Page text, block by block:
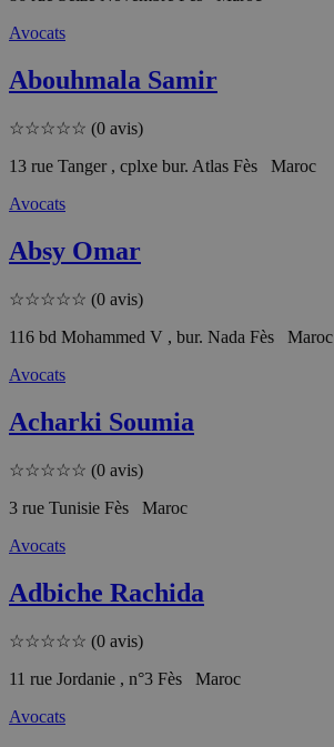
Avocats
Abouhmala Samir
☆☆☆☆☆ (0 avis)
13 rue Tanger , cplxe bur. Atlas Fès Maroc
Avocats
Absy Omar
☆☆☆☆☆ (0 avis)
116 bd Mohammed V , bur. Nada Fès Maroc
Avocats
Acharki Soumia
☆☆☆☆☆ (0 avis)
3 rue Tunisie Fès Maroc
Avocats
Adbiche Rachida
☆☆☆☆☆ (0 avis)
11 rue Jordanie , n°3 Fès Maroc
Avocats